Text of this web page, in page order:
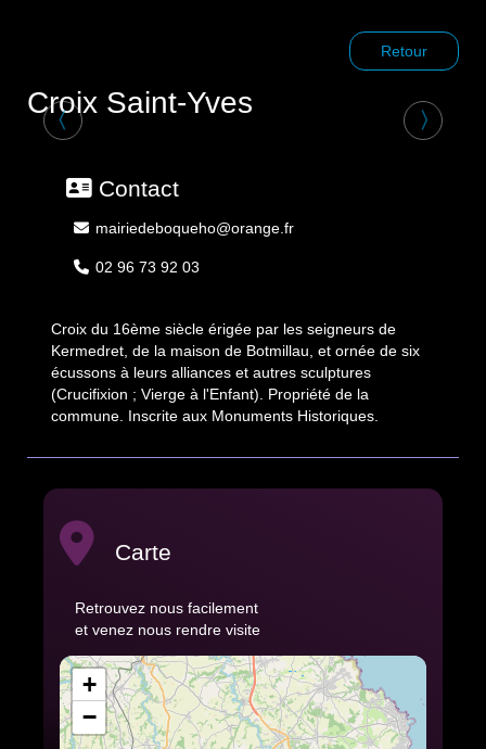
Retour
Croix Saint-Yves
〈 〉
Contact
mairiedeboqueho@orange.fr
02 96 73 92 03
Croix du 16ème siècle érigée par les seigneurs de
Kermedret, de la maison de Botmillau, et ornée de six
écussons à leurs alliances et autres sculptures
(Crucifixion ; Vierge à l'Enfant). Propriété de la
commune. Inscrite aux Monuments Historiques.
Carte
Retrouvez nous facilement
et venez nous rendre visite
+
−